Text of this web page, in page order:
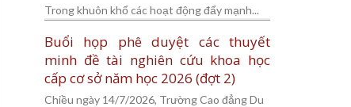
Trong khuôn khổ các hoạt động đẩy mạnh...
Buổi họp phê duyệt các thuyết
minh đề tài nghiên cứu khoa học
cấp cơ sở năm học 2026 (đợt 2)
Chiều ngày 14/7/2026, Trường Cao đẳng Du